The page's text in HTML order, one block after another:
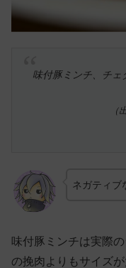
味付豚ミンチ、チェ
（
ネガティブ
味付豚ミンチは実際
の挽肉よりもサイズ